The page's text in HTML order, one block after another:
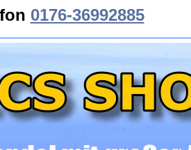
0176-36992885